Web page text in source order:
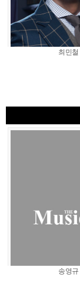
최민철
송영규